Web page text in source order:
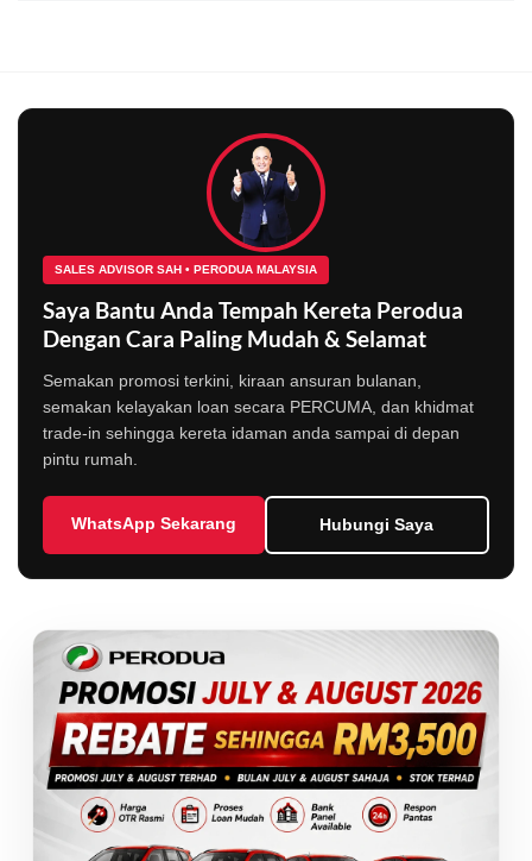
SALES ADVISOR SAH • PERODUA MALAYSIA
Saya Bantu Anda Tempah Kereta Perodua
Dengan Cara Paling Mudah & Selamat
Semakan promosi terkini, kiraan ansuran bulanan,
semakan kelayakan loan secara PERCUMA, dan khidmat
trade-in sehingga kereta idaman anda sampai di depan
pintu rumah.
WhatsApp Sekarang Hubungi Saya